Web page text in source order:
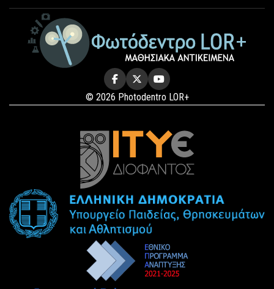
© 2026 Photodentro LOR+